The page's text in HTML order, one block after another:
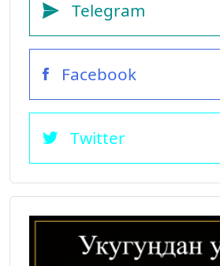
Telegram
Facebook
Twitter